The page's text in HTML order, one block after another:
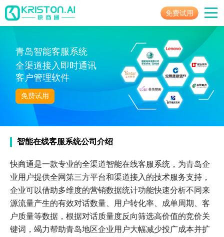
免费试用
青岛智能客服系统
全渠道接入即时通讯
客户管理软件
免费试用
智能在线客服系统公司介绍
快商通是一款专业的全渠道智能在线客服系统，为青岛企
业用户提供全网第三方平台和渠道接入的技术服务支持，
企业可以借助多维度的营销数据统计功能快速分析不同来
源流量产生的有效对话数量、用户转化率、成单周期、客
户质量等数据，根据对话质量度反向筛选高价值的竞价关
键词，竭力帮助青岛地区企业用户大幅减少投广成本并扩